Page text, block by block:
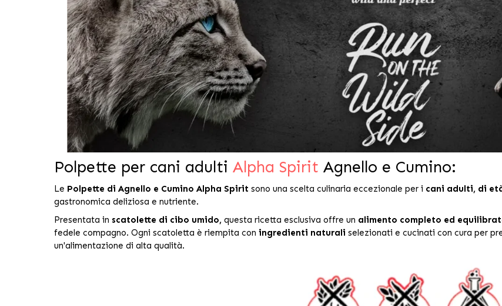
Polpette per cani adulti Alpha Spirit Agnello e Cumino:
Le Polpette di Agnello e Cumino Alpha Spirit sono una scelta culinaria eccezionale per i cani adulti, di
gastronomica deliziosa e nutriente.
Presentata in scatolette di cibo umido, questa ricetta esclusiva offre un alimento completo ed
fedele compagno. Ogni scatoletta è riempita con ingredienti naturali selezionati e cucinati con cura per
un'alimentazione di alta qualità.